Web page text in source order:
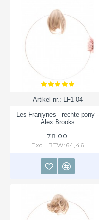
Artikel nr.: LF1-04
Les Franjynes - rechte pony -
Alex Brooks
78,00
Excl. BTW:64,46